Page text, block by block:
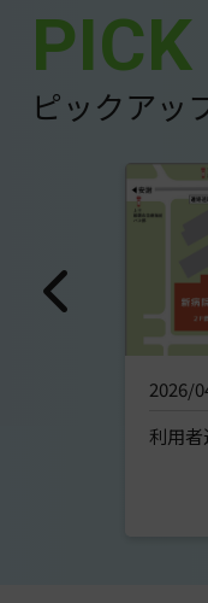
ピックアッ
2026/
利用